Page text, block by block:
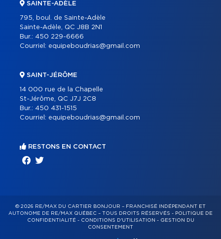
SAINTE-ADÈLE
795, boul. de Sainte-Adèle
Sainte-Adèle, QC J8B 2N1
Bur.: 450 229-6666
Courriel: equipeboudrias@gmail.com
SAINT-JÉRÔME
14 000 rue de la Chapelle
St-Jérôme, QC J7J 2C8
Bur.: 450 431-1515
Courriel: equipeboudrias@gmail.com
RESTONS EN CONTACT
© 2026 RE/MAX DU CARTIER BONJOUR – FRANCHISÉ INDÉPENDANT ET
AUTONOME DE RE/MAX QUÉBEC – TOUS DROITS RÉSERVÉS - POLITIQUE DE
CONFIDENTIALITÉ- CONDITIONS D'UTILISATION - GESTION DU
CONSENTEMENT